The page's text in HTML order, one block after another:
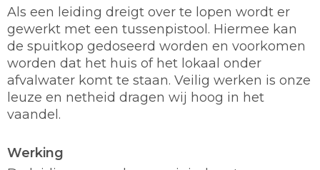
Als een leiding dreigt over te lopen wordt er
gewerkt met een tussenpistool. Hiermee kan
de spuitkop gedoseerd worden en voorkomen
worden dat het huis of het lokaal onder
afvalwater komt te staan. Veilig werken is onze
leuze en netheid dragen wij hoog in het
vaandel.
Werking